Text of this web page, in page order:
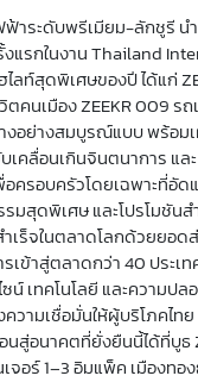
ฟ้าระดับพรีเมียม-ลักชูรี น
แรกในงาน Thailand
ลท์สุดพิเศษของปี ได้แก่
ตคนเมือง ZEEKR 009 ร
อย่างสมบูรณ์แบบ พร้อมเ
คลื่อนเกินจินตนาการ และ
อครอบครัวโดยเฉพาะที่อั
มสุดพิเศษ และโปรโมชัน
เร็จในตลาดโลกด้วยยอด
เข้าสู่ตลาดกว่า 40 ประเ
น์ เทคโนโลยี และความป
วามเชื่อมั่นให้ผู้บริโภคไท
สู่อนาคตที่ยั่งยืนนี้ได้ที่บูธ
จอร์ 1–3 อิมแพ็ค เมืองทอ